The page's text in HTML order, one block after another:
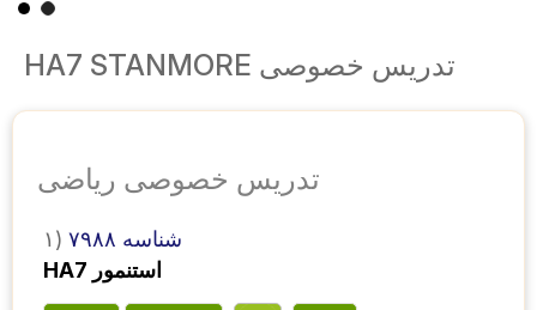
تدریس خصوصی HA7 STANMORE
تدریس خصوصی ریاضی
۱)
شناسه ۷۹۸۸
HA7 استنمور